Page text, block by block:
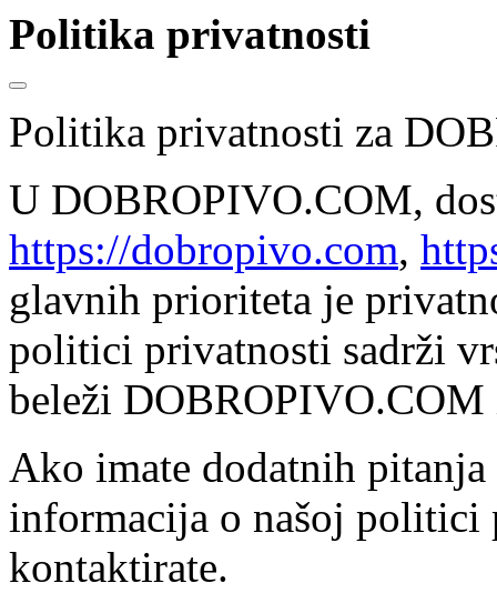
Politika privatnosti
Politika privatnosti za
U DOBROPIVO.COM,
https://dobropivo.com,
glavnih prioriteta je
politici privatnosti sadrži
beleži
Ako imate dodatnih
informacija o našoj politici
kontaktirate.